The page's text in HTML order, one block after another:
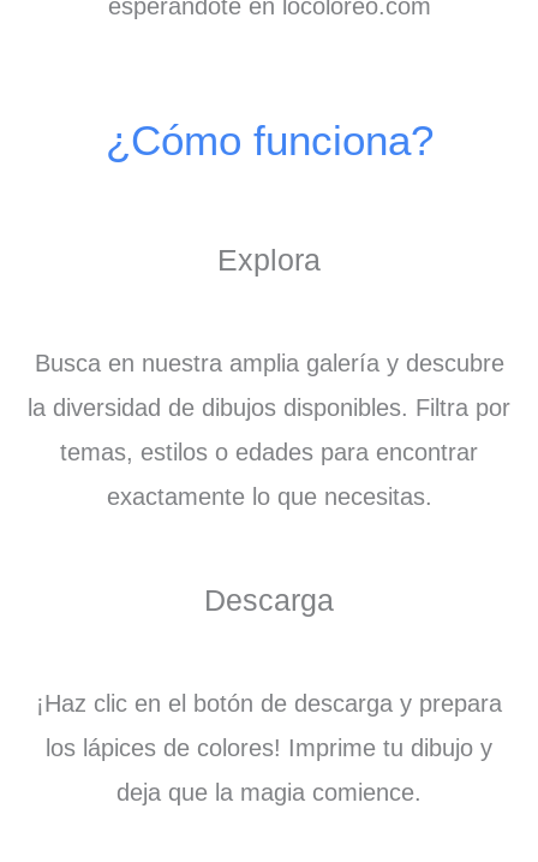
esperándote en locoloreo.com
¿Cómo funciona?
Explora
Busca en nuestra amplia galería y descubre
la diversidad de dibujos disponibles. Filtra por
temas, estilos o edades para encontrar
exactamente lo que necesitas.
Descarga
¡Haz clic en el botón de descarga y prepara
los lápices de colores! Imprime tu dibujo y
deja que la magia comience.